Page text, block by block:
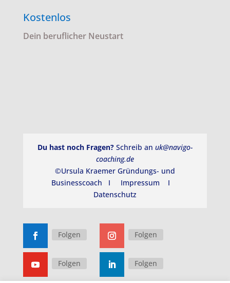
Kostenlos
Dein beruflicher Neustart
Du hast noch Fragen? Schreib an uk@navigo-
coaching.de
©Ursula Kraemer Gründungs- und
Businesscoach I Impressum I
Datenschutz
Folgen Folgen
Folgen Folgen